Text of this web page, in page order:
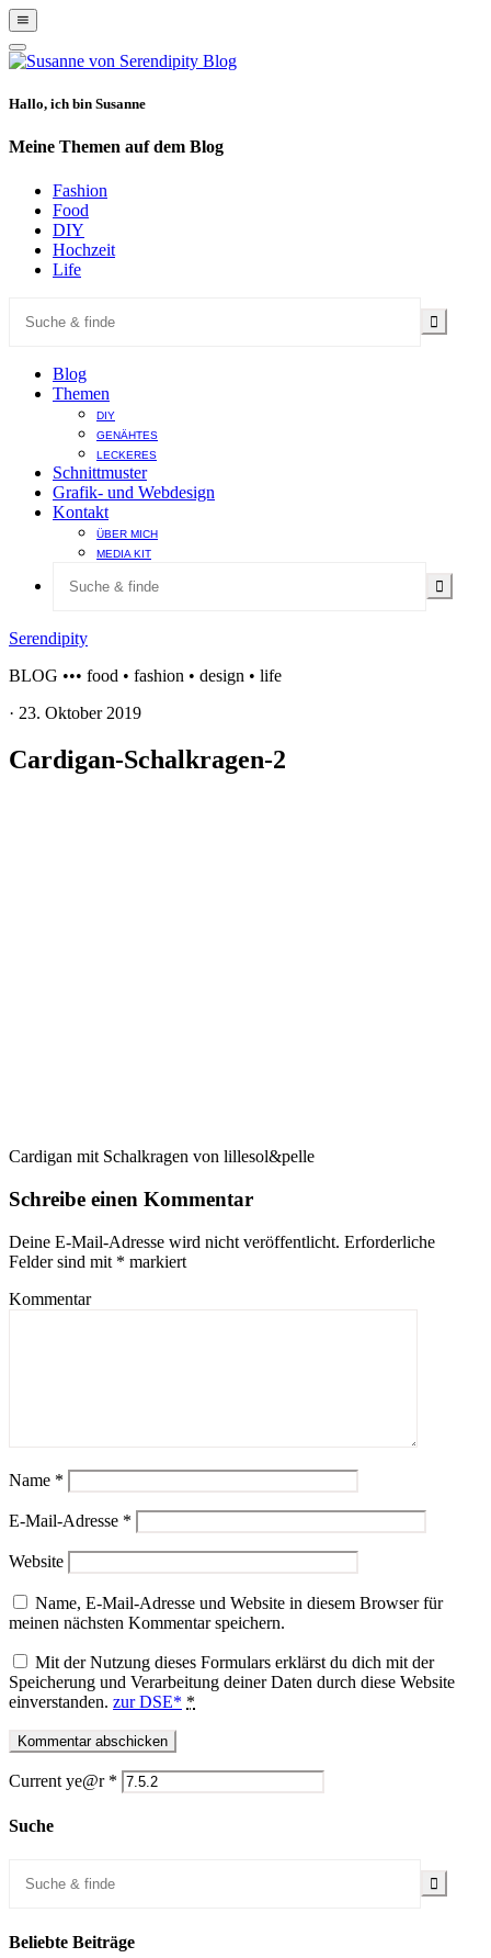
Show
Offscreen
Content
Hide
Offscreen
Hallo, ich bin Susanne
Meine Themen auf dem Blog
Fashion
Food
DIY
Hochzeit
Life
Blog
Themen
DIY
GENÄHTES
LECKERES
Schnittmuster
Grafik- und Webdesign
Kontakt
ÜBER MICH
MEDIA KIT
Serendipity
BLOG ••• food • fashion • design • life
· 23. Oktober 2019
Cardigan-Schalkragen-2
Cardigan mit Schalkragen von lillesol&pelle
Schreibe einen Kommentar
Deine E-Mail-Adresse wird nicht veröffentlicht. Erforderliche
Felder sind mit * markiert
Kommentar
Name *
E-Mail-Adresse *
Website
Name, E-Mail-Adresse und Website in diesem Browser für
meinen nächsten Kommentar speichern.
Mit der Nutzung dieses Formulars erklärst du dich mit der
Speicherung und Verarbeitung deiner Daten durch diese Website
einverstanden. zur DSE* *
Current ye@r *
Suche
Beliebte Beiträge